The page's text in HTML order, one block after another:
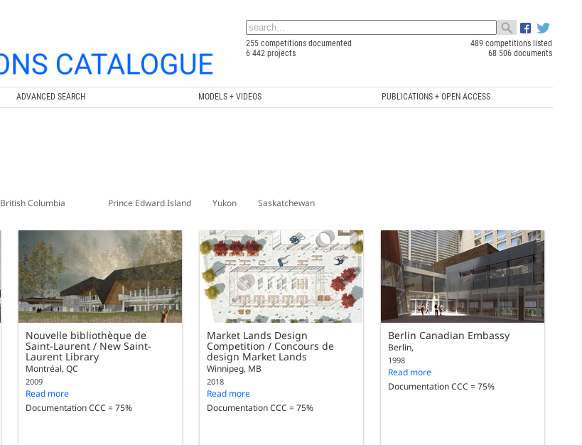
255 competitions documented
489 competitions listed
6 442 projects
68 506 documents
ADVANCED SEARCH MODELS + VIDEOS PUBLICATIONS + OPEN ACCESS
British Columbia Prince Edward Island Yukon Saskatchewan
Nouvelle bibliothèque de
Saint-Laurent / New Saint-
Laurent Library
Montréal, QC
2009
Read more
Documentation CCC = 75%
Market Lands Design
Competition / Concours de
design Market Lands
Winnipeg, MB
2018
Read more
Documentation CCC = 75%
Berlin Canadian Embassy
Berlin,
1998
Read more
Documentation CCC = 75%